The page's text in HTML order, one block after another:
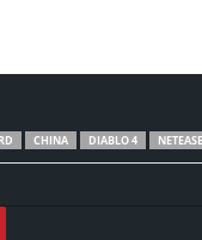
CHINA DIABLO 4 NETEASE